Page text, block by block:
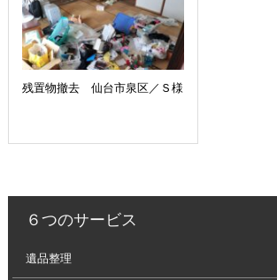
残置物撤去 仙台市泉区／Ｓ様
６つのサービス
遺品整理